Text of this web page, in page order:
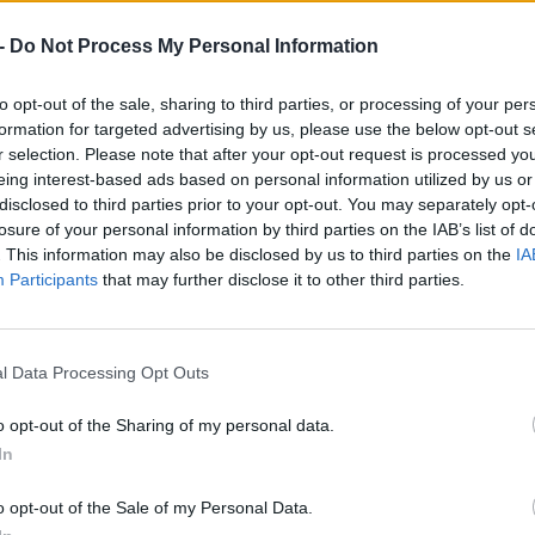
Do Not Process My Personal Information
opt-out of the sale, sharing to third parties, or processing of your
for targeted advertising by us, please use the below opt-out
selection. Please note that after your opt-out request is processed
interest-based ads based on personal information utilized by us
to third parties prior to your opt-out. You may separately
of your personal information by third parties on the IAB’s list of
This information may also be disclosed by us to third parties on the
Participants that may further disclose it to other third parties.
Data Processing Opt Outs
opt-out of the Sharing of my personal data.
opt-out of the Sale of my Personal Data.
konvertálása is, ám ezek első példányai majd csak
tanulmányautó, érdemes elolvasni cikkünket róla.
is vannak tervei, ennek egyik jele lesz a Vivaro elektromos
az, hogy 2024-től minden típusból elérhető lesz vagy
a Facebookon is!”
btn_align=”ubtn-
btn_hover=”ubtn-fade-bg”
icon=”none” icon_size=”40″